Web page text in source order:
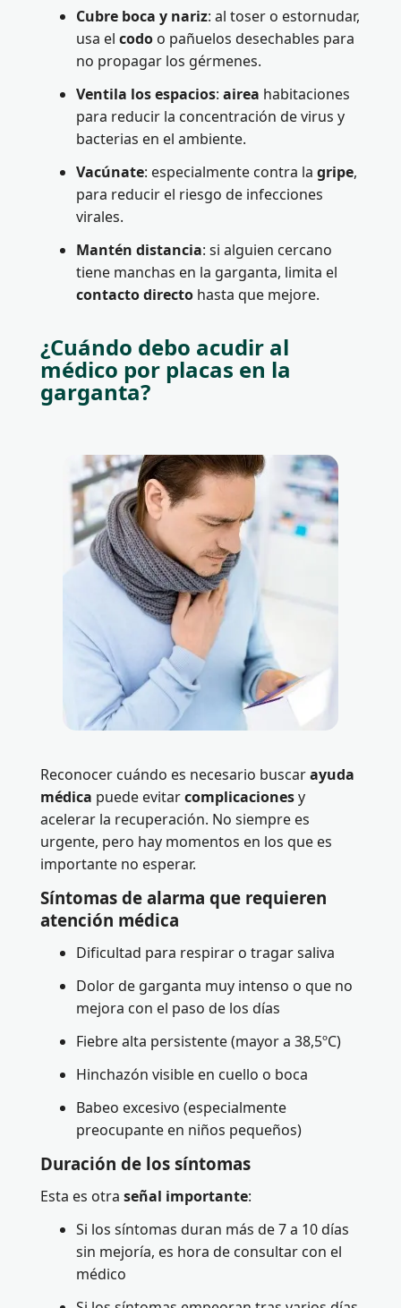
Cubre boca y nariz: al toser o estornudar,
usa el codo o pañuelos desechables para
no propagar los gérmenes.
Ventila los espacios: airea habitaciones
para reducir la concentración de virus y
bacterias en el ambiente.
Vacúnate: especialmente contra la gripe,
para reducir el riesgo de infecciones
virales.
Mantén distancia: si alguien cercano
tiene manchas en la garganta, limita el
contacto directo hasta que mejore.
¿Cuándo debo acudir al
médico por placas en la
garganta?
Reconocer cuándo es necesario buscarayuda
médica puede evitarcomplicacionesy
acelerar la recuperación. No siempre es
urgente, pero hay momentos en los que es
importante no esperar.
Síntomas de alarma que requieren
atención médica
Dificultad para respirar o tragar saliva
Dolor de garganta muy intenso o que no
mejora con el paso de los días
Fiebre alta persistente (mayor a 38,5ºC)
Hinchazón visible en cuello o boca
Babeo excesivo (especialmente
preocupante en niños pequeños)
Duración de los síntomas
Esta es otra señal importante:
Si los síntomas duran más de 7 a 10 días
sin mejoría, es hora de consultar con el
médico